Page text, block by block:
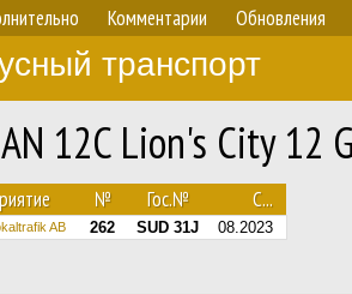
Комментарии Обновления
транспорт
12C Lion's City 12
№ Гос.№ С...
AB 262 SUD 31J 08.2023